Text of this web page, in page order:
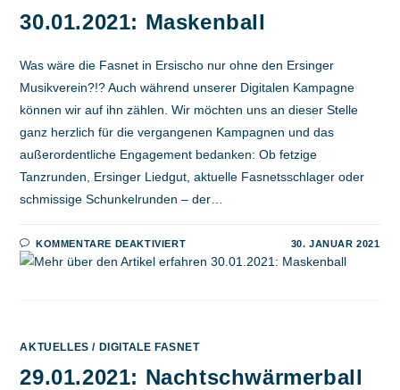
30.01.2021: Maskenball
Was wäre die Fasnet in Ersischo nur ohne den Ersinger
Musikverein?!? Auch während unserer Digitalen Kampagne
können wir auf ihn zählen. Wir möchten uns an dieser Stelle
ganz herzlich für die vergangenen Kampagnen und das
außerordentliche Engagement bedanken: Ob fetzige
Tanzrunden, Ersinger Liedgut, aktuelle Fasnetsschlager oder
schmissige Schunkelrunden – der…
KOMMENTARE DEAKTIVIERTFÜR
30.01.2021:
MASKENBALL
30. JANUAR 2021
AKTUELLES / DIGITALE FASNET
29.01.2021: Nachtschwärmerball